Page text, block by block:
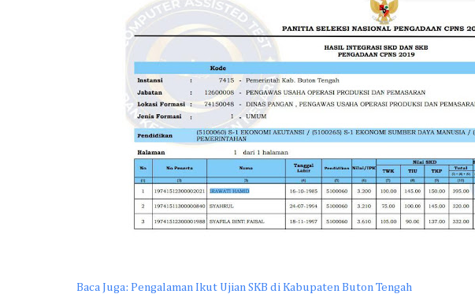
Baca Juga: Pengalaman Ikut Ujian SKB di Kabupaten Buton Tengah